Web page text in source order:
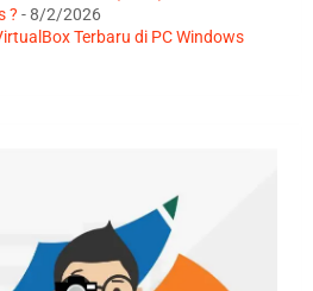
? - 8/2/2026
Terbaru di PC Windows